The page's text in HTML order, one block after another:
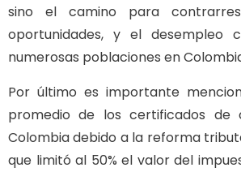
sino el camino para
oportunidades, y el desempleo
numerosas poblaciones en
Por último es importante
promedio de los certificados de
Colombia debido a la reforma
que limitó al 50% el valor del